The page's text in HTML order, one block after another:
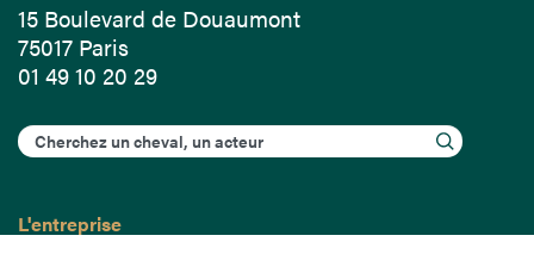
15 Boulevard de Douaumont
75017 Paris
01 49 10 20 29
Rechercher
L'entreprise